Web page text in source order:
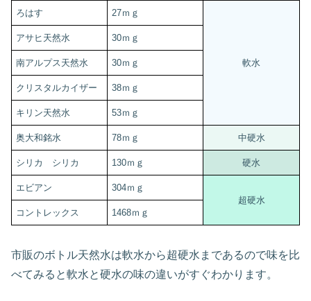
ろはす 27ｍｇ
軟水
アサヒ天然水 30ｍｇ
南アルプス天然水 30ｍｇ
クリスタルカイザー 38ｍｇ
キリン天然水 53ｍｇ
奥大和銘水 78ｍｇ 中硬水
シリカ シリカ 130ｍｇ 硬水
エビアン
304ｍｇ
超硬水
コントレックス
1468ｍｇ
市販のボトル天然水は軟水から超硬水まであるので味を比
べてみると軟水と硬水の味の違いがすぐわかります。